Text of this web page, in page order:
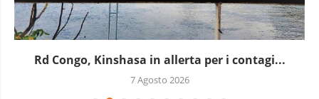
Rd Congo, Kinshasa in allerta per i contagi...
7 Agosto 2026